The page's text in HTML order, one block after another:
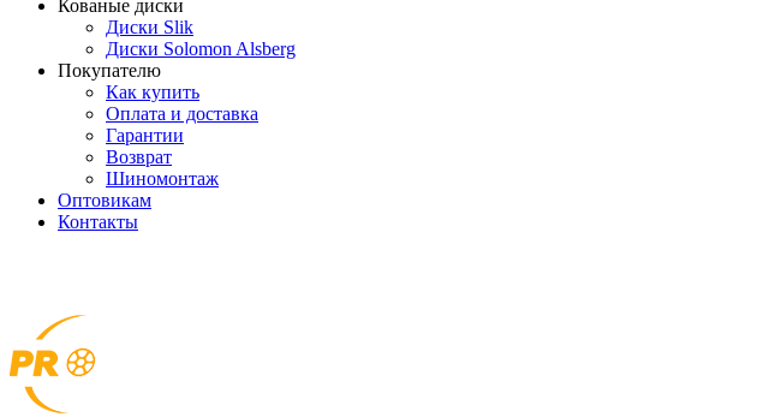
Кованые диски
Диски Slik
Диски Solomon Alsberg
Покупателю
Как купить
Оплата и доставка
Гарантии
Возврат
Шиномонтаж
Оптовикам
Контакты